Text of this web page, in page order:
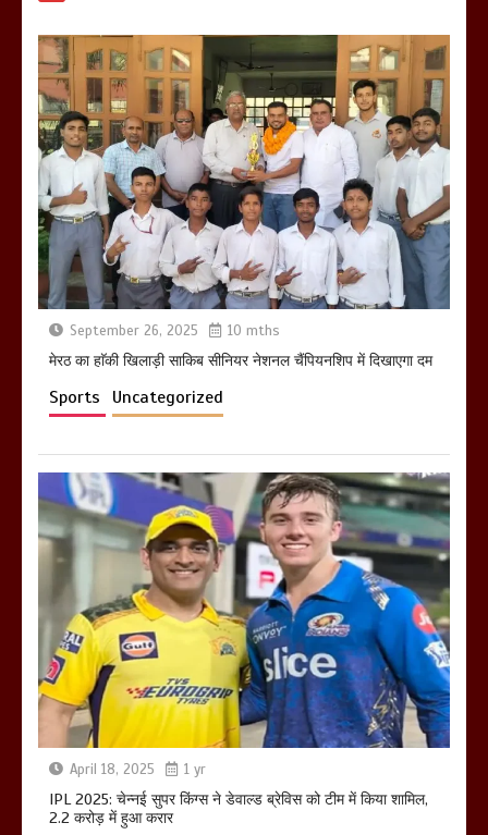
मेरठ सुराजकुंड शमशान घाट में चिता से अस्थि
उठाकर खाते कुत्ते का वीडियो इंटरनेट पर जमकर
हो रहा वायरल
March 6, 2025
होलिका रखने पर लात मार कर होलिका को किया
तहस नहस,मोहल्ले वालों के साथ की गई गाली
खराबा,
September 26, 2025 10 mths
मेरठ का हाॅकी खिलाड़ी साकिब सीनियर नेशनल चैंपियनशिप में दिखाएगा दम
Sports Uncategorized
April 18, 2025 1 yr
IPL 2025: चेन्नई सुपर किंग्स ने डेवाल्ड ब्रेविस को टीम में किया शामिल,
2.2 करोड़ में हुआ करार